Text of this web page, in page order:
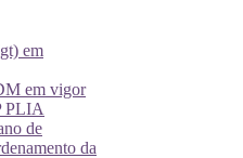
em
em vigor
PLIA
de
da